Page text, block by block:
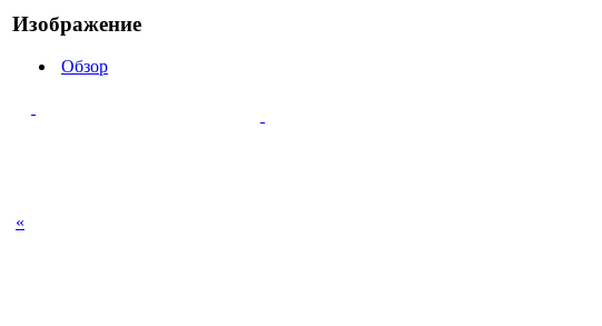
Изображение
Обзор
«